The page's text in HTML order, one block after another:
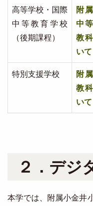
高等学校・国際
中等教育学校
（後期課程）
附
中
教
い
特別支援学校
附
教
い
２．デジ
本学では、附属小金井